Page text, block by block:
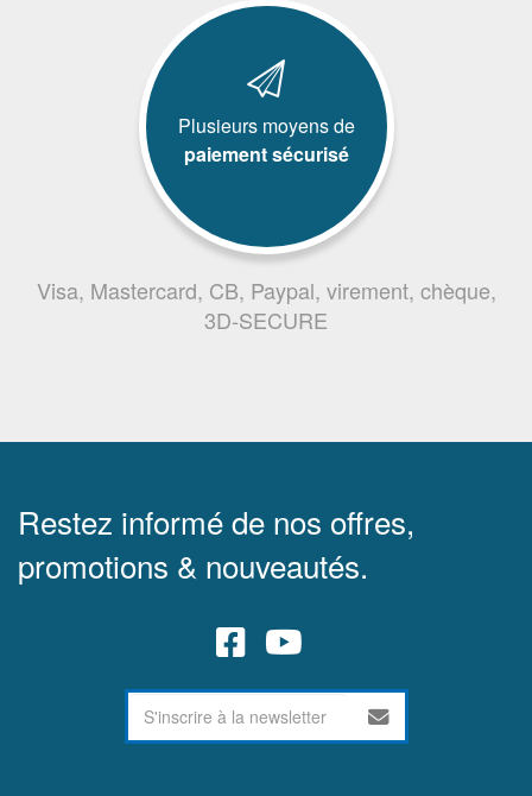
Plusieurs moyens de
paiement sécurisé
Visa, Mastercard, CB, Paypal, virement, chèque,
3D-SECURE
Restez informé de nos offres,
promotions & nouveautés.